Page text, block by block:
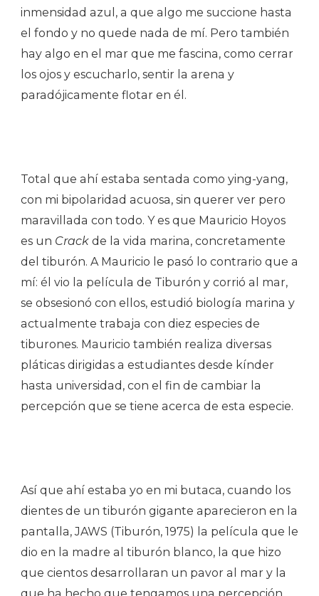
inmensidad azul, a que algo me succione hasta
el fondo y no quede nada de mí. Pero también
hay algo en el mar que me fascina, como cerrar
los ojos y escucharlo, sentir la arena y
paradójicamente flotar en él.
Total que ahí estaba sentada como ying-yang,
con mi bipolaridad acuosa, sin querer ver pero
maravillada con todo. Y es que Mauricio Hoyos
es un Crack de la vida marina, concretamente
del tiburón. A Mauricio le pasó lo contrario que a
mí: él vio la película de Tiburón y corrió al mar,
se obsesionó con ellos, estudió biología marina y
actualmente trabaja con diez especies de
tiburones. Mauricio también realiza diversas
pláticas dirigidas a estudiantes desde kínder
hasta universidad, con el fin de cambiar la
percepción que se tiene acerca de esta especie.
Así que ahí estaba yo en mi butaca, cuando los
dientes de un tiburón gigante aparecieron en la
pantalla, JAWS (Tiburón, 1975) la película que le
dio en la madre al tiburón blanco, la que hizo
que cientos desarrollaran un pavor al mar y la